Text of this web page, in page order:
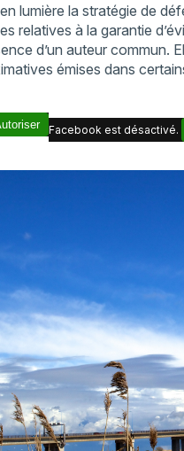
lumière la stratégie de
relatives à la garantie
d’un auteur commun.
émises dans
Facebook est désactivé.